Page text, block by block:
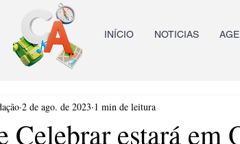
INÍCIO NOTICIAS
Celebrar estará em
2 de ago. de 2023 1 min de leitura